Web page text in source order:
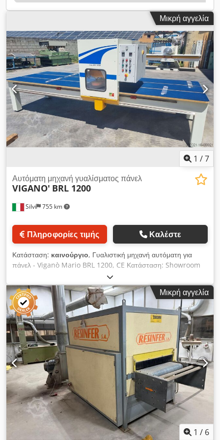
*
Μικρή αγγελία
1 /7
Silvi 755 km
Αυτόματη μηχανή γυαλίσματος πάνελ
VIGANO' BRL 1200
Πληροφορίες τιμής Καλέστε
Κατάσταση: καινούργιο, Γυαλιστική μηχανή αυτόματη για
πάνελ - Viganò Mario BRL 1200, CE Κατάσταση: Showroom
(ποτέ δεν χρησιμοποιήθηκε) Διαθεσιμότητα: Άμεση
Cedpfxswxc Rvo Ah Uerf Το αυτόματο γυαλιστικό μοντέλο BRL
1200 είναι μια σύγχρονη και αποδοτική μηχανή, ειδικά
σχεδιασμένη για το γυάλισμα επίπεδων επιφανειών, βαμμένων
με γυαλιστερές πολυεστερικές ή δι-συστατικές βάσεις
πολυουρεθανικής βαφής, μεταξύ άλλων. Η κατασκευή της
μηχανής είναι από στιβαρό μέταλλο και διαθέτει ξύλινο τραπέζι
με ωφέλιμη επιφάνεια εργασίας 1200 x 3000 mm, ύψος
εργασίας 900 mm και μέγιστη δυνατότητα πάχους έως 200
mm. Το σύστημα γυαλίσματος αποτελείται από 6
σφουγγαράκια με τροχούς, που διαθέτουν συνδυασμένη
τροχιακή και ατομική περιστροφή. Η εναλλασσόμενη κίνηση
της μηχανής είναι ρυθμιζόμενη σε ταχύτητα μέσω
ποτενσιόμετρου. Η μηχανή είναι τοποθετημένη σε στιβαρή
βάση από ηλεκτροσυγκολλητό ατσάλι, που εξασφαλίζει υψηλή
σταθερότητα και εγγυάται υψηλή ποιότητα γυαλίσματος σε
Μικρή αγγελία
1 / 6